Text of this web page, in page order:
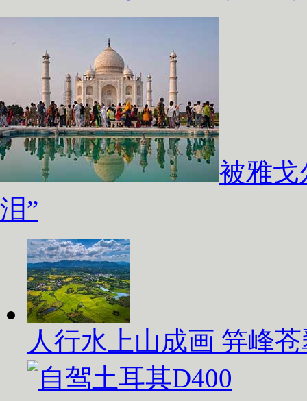
被雅戈
泪”
人行水上山成画 笄峰